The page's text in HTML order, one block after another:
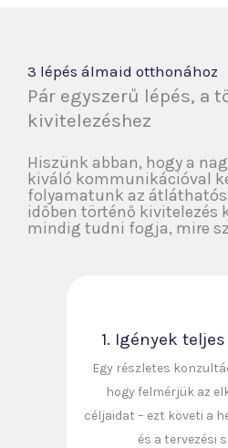
3 lépés álmaid otthonához
Pár egyszerű lépés, a
kivitelezéshez
Hiszünk abban, hogy a
kiváló kommunikációval
folyamatunk az
időben történő kivitelezés
mindig tudni fogja, mire
1. Igények
Egy részletes
hogy felmérjük az
céljaidat – ezt követi a
és a tervezési